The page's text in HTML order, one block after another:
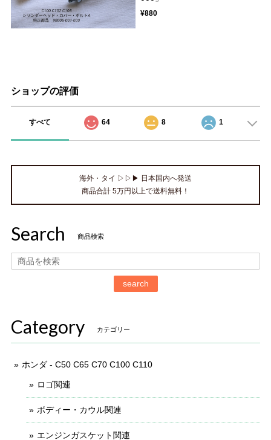
¥880
ショップの評価
すべて 64 8 1
海外・タイ ▷▷▶ 日本国内へ発送
商品合計 5万円以上で送料無料！
Search 商品検索
search
Category カテゴリー
ホンダ - C50 C65 C70 C100 C110
ロゴ関連
ボディー・カウル関連
エンジンガスケット関連